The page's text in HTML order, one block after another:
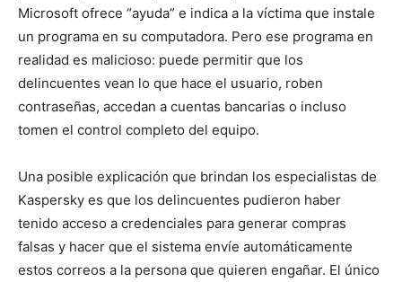
Microsoft ofrece “ayuda” e indica a la víctima que instale
un programa en su computadora. Pero ese programa en
realidad es malicioso: puede permitir que los
delincuentes vean lo que hace el usuario, roben
contraseñas, accedan a cuentas bancarias o incluso
tomen el control completo del equipo.
Una posible explicación que brindan los especialistas de
Kaspersky es que los delincuentes pudieron haber
tenido acceso a credenciales para generar compras
falsas y hacer que el sistema envíe automáticamente
estos correos a la persona que quieren engañar. El único